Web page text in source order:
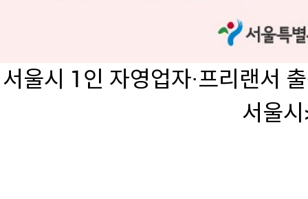
서울시 1인 자영업자·프리랜서
서울